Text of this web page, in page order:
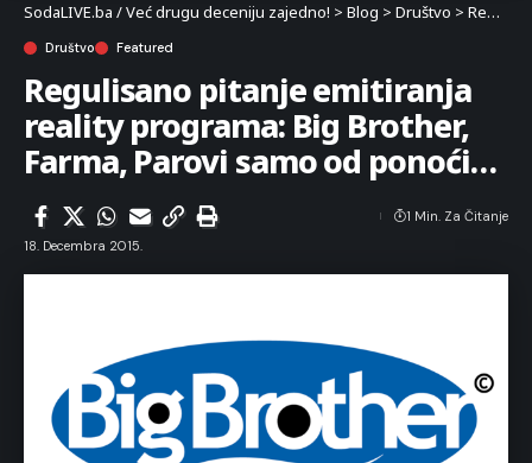
SodaLIVE.ba / Već drugu deceniju zajedno! > Blog > Društvo > Regulisano pitanje emitiranja reality programa: Big Brother, Farma, Parovi samo od ponoći…
Društvo Featured
Regulisano pitanje emitiranja
reality programa: Big Brother,
Farma, Parovi samo od ponoći…
18. Decembra 2015.
1 Min. Za Čitanje